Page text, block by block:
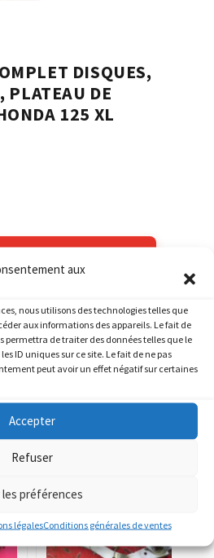
aux
nous utilisons des technologies telles que
aux informations des appareils. Le fait de
permettra de traiter des données telles que le
ID uniques sur ce site. Le fait de ne pas
peut avoir un effet négatif sur certaines
Accepter
Refuser
les préférences
légalesConditions générales de ventes
DISQUES,
PLATEAU DE
125 XL
125 VT Shadow,HONDA 125 XL